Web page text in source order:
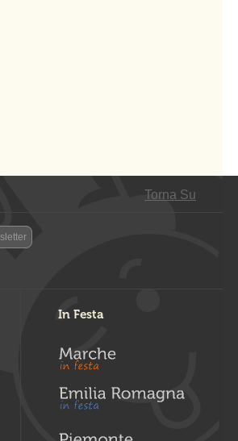
Torna Su
In Festa